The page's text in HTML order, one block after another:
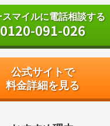
スマイルに電話相談する
0120-091-026
公式サイトで
料金詳細を見る